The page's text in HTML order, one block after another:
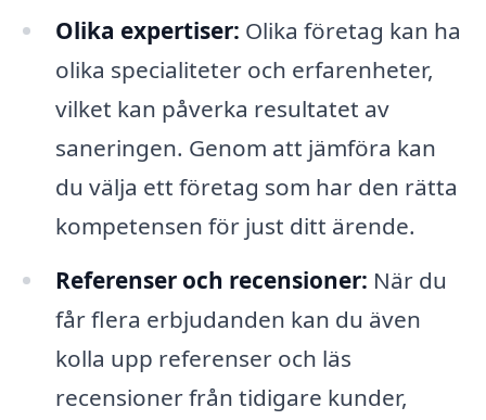
Olika expertiser: Olika företag kan ha
olika specialiteter och erfarenheter,
vilket kan påverka resultatet av
saneringen. Genom att jämföra kan
du välja ett företag som har den rätta
kompetensen för just ditt ärende.
Referenser och recensioner: När du
får flera erbjudanden kan du även
kolla upp referenser och läs
recensioner från tidigare kunder,